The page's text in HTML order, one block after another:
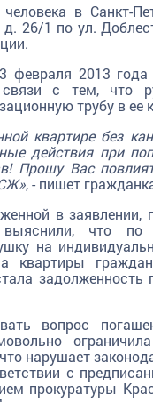
в Санкт-
26/1 по ул.
февраля 2013
с тем, что
трубу в ее
квартире без
действия при
Прошу Вас
, - пишет
в заявлении,
выяснили, что
на
квартиры
вопрос
нарушает
с
прокуратуры